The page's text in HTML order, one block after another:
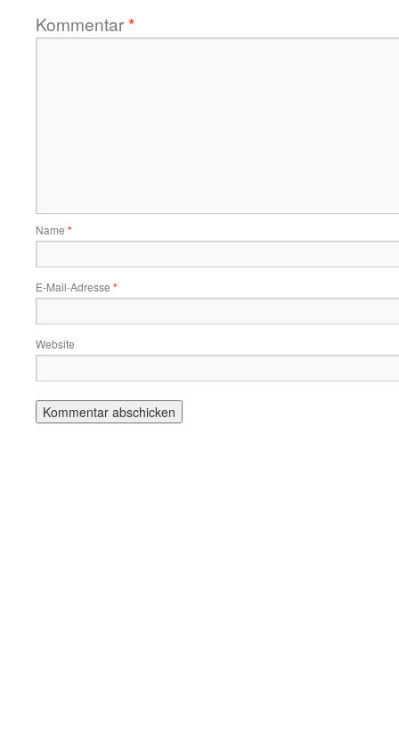
Kommentar*
Name *
E-Mail-Adresse *
Website